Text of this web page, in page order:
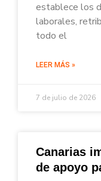
establece los
laborales,
todo el
LEER MÁS »
7 de julio de 2026
Canarias
de apoyo